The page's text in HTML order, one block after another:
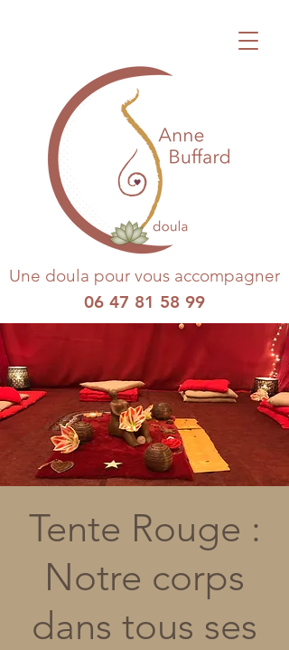
Une doula pour vous accompagner
06 47 81 58 99
Tente Rouge :
Notre corps
dans tous ses